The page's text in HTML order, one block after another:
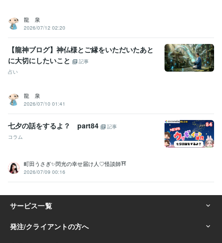
龍 泉
2026/07/12 02:20
【龍神ブログ】神仏様とご縁をいただいたあと
に大切にしたいこと
記事
占い
龍 泉
2026/07/10 01:41
七夕の話をするよ？ part84
記事
コラム
町田うさぎ✨閃光の幸せ届け人♡怪談師⛩️
2026/07/09 00:16